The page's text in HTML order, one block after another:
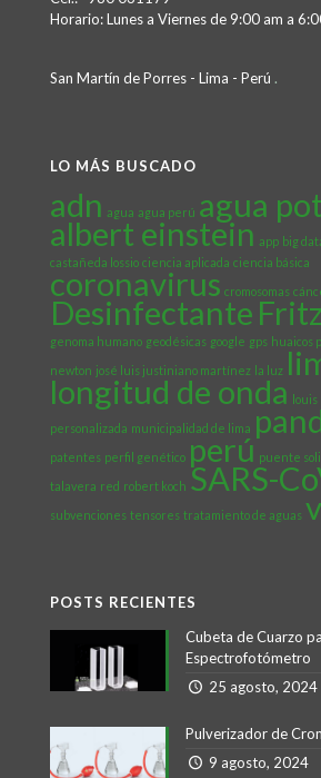
Horario: Lunes a Viernes de 9:00 am a
San Martín de Porres - Lima - Perú .
LO MÁS BUSCADO
adn agua agua perú agua
albert einstein app big
castañeda lossio ciencia aplicada ciencia básica
coronavirus cromosomas
Desinfectante
genoma humano geodésicas google gps huaicos
newton josé luis justiniano martínez la luz
longitud de onda
personalizada municipalidad de lima
patentes perfil genético perú puente
talavera red robert koch SARS-
subvenciones tensores tratamiento de aguas
POSTS RECIENTES
Cubeta de Cuarzo
Espectrofotómetro
25 agosto, 2024
Pulverizador de
9 agosto, 2024